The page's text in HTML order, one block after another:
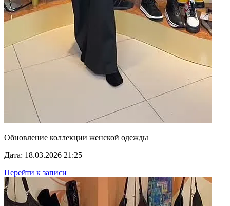
Обновление коллекции женской одежды
Дата: 18.03.2026 21:25
Перейти к записи